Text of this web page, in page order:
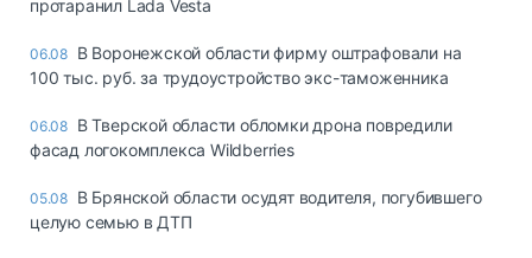
протаранил Lada Vesta
06.08 В Воронежской области фирму оштрафовали на
100 тыс. руб. за трудоустройство экс-таможенника
06.08 В Тверской области обломки дрона повредили
фасад логокомплекса Wildberries
05.08 В Брянской области осудят водителя, погубившего
целую семью в ДТП